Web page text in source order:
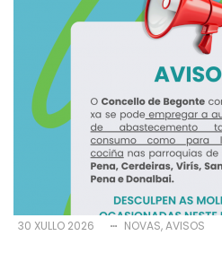
30 XULLO 2026 NOVAS AVISOS